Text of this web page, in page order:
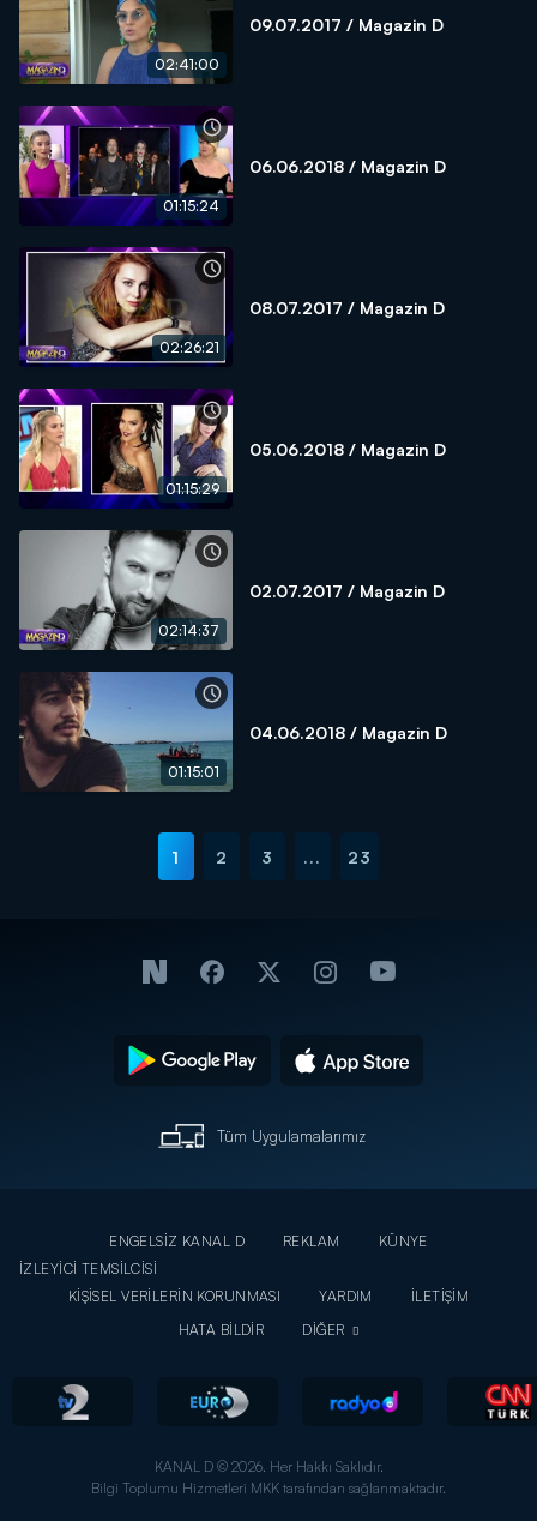
02:41:00
09.07.2017 / Magazin D
01:15:24
06.06.2018 / Magazin D
02:26:21
08.07.2017 / Magazin D
01:15:29
05.06.2018 / Magazin D
02:14:37
02.07.2017 / Magazin D
01:15:01
04.06.2018 / Magazin D
1 2 3 ... 23
Tüm Uygulamalarımız
ENGELSİZ KANAL D REKLAM
KÜNYE
İZLEYİCİ TEMSİLCİSİ
KİŞİSEL VERİLERİN KORUNMASI
YARDIM
İLETİŞİM
HATA BİLDİR
DİĞER
KANAL D © 2026. Her Hakkı Saklıdır.
Bilgi Toplumu Hizmetleri MKK tarafından sağlanmaktadır.